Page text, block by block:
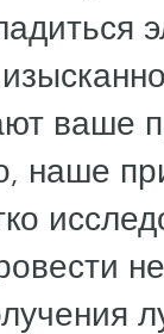
ваше
наше